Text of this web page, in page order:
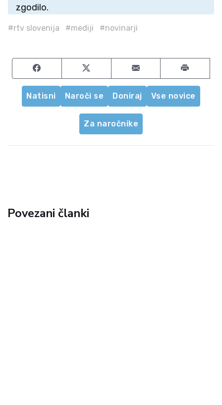
zgodilo.
#rtv slovenija #mediji #novinarji
Share on FacebookShare on TwitterShare by email
Natisni Naroči se Doniraj Vse novice
Za naročnike
Povezani članki